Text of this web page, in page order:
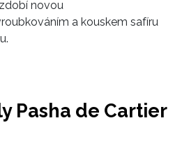
novou
a kouskem safíru
Pasha de Cartier